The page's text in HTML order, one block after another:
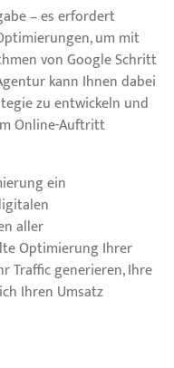
– es erfordert
um mit
von Google Schritt
kann Ihnen dabei
zu entwickeln und
Online-Auftritt
ein
aller
Optimierung Ihrer
Traffic generieren, Ihre
Ihren Umsatz